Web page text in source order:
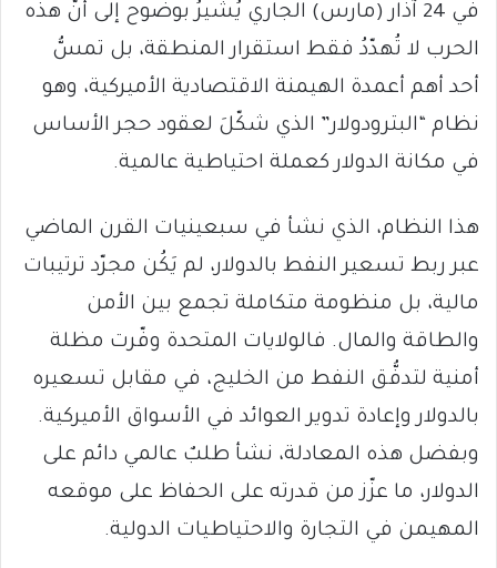
في 24 آذار (مارس) الجاري يُشيرُ بوضوح إلى أنَّ هذه
الحرب لا تُهدّدُ فقط استقرار المنطقة، بل تمسُّ
أحد أهم أعمدة الهيمنة الاقتصادية الأميركية، وهو
نظام “البترودولار” الذي شكّلَ لعقود حجر الأساس
في مكانة الدولار كعملة احتياطية عالمية.
هذا النظام، الذي نشأ في سبعينيات القرن الماضي
عبر ربط تسعير النفط بالدولار، لم يَكُن مجرّد ترتيبات
مالية، بل منظومة متكاملة تجمع بين الأمن
والطاقة والمال. فالولايات المتحدة وفّرت مظلة
أمنية لتدفُّق النفط من الخليج، في مقابل تسعيره
بالدولار وإعادة تدوير العوائد في الأسواق الأميركية.
وبفضل هذه المعادلة، نشأ طلبٌ عالمي دائم على
الدولار، ما عزّز من قدرته على الحفاظ على موقعه
المهيمن في التجارة والاحتياطيات الدولية.